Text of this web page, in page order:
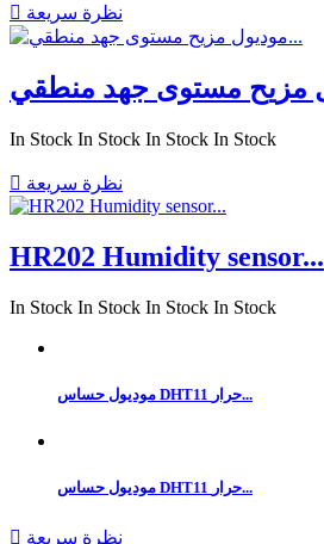
 نظرة سريعة
In Stock In Stock In Stock In Stock
 نظرة سريعة
HR202 Humidity sensor...
In Stock In Stock In Stock In Stock
موديول حساس DHT11 حرار...
موديول حساس DHT11 حرار...
 نظرة سريعة